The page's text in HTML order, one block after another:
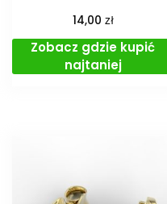
14,00 zł
Zobacz gdzie kupić
najtaniej